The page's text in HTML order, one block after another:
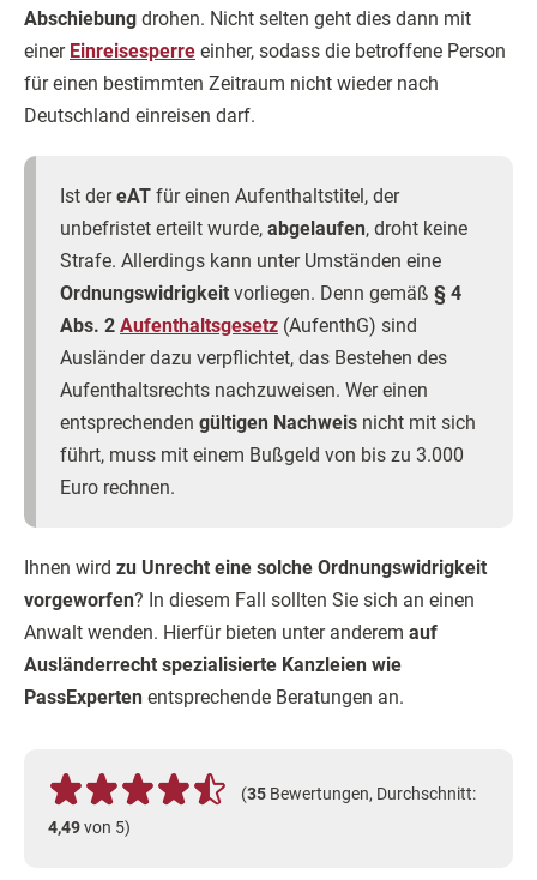
Abschiebung drohen. Nicht selten geht dies dann mit
einer Einreisesperre einher, sodass die betroffene Person
für einen bestimmten Zeitraum nicht wieder nach
Deutschland einreisen darf.
Ist dereAT für einen Aufenthaltstitel, der
unbefristet erteilt wurde, abgelaufen, droht keine
Strafe. Allerdings kann unter Umständen eine
Ordnungswidrigkeit vorliegen. Denn gemäß § 4
Abs. 2 Aufenthaltsgesetz (AufenthG) sind
Ausländer dazu verpflichtet, das Bestehen des
Aufenthaltsrechts nachzuweisen. Wer einen
entsprechenden gültigen Nachweis nicht mit sich
führt, muss mit einem Bußgeld von bis zu 3.000
Euro rechnen.
Ihnen wird zu Unrecht eine solche Ordnungswidrigkeit
vorgeworfen? In diesem Fall sollten Sie sich an einen
Anwalt wenden. Hierfür bieten unter anderem auf
Ausländerrecht spezialisierte Kanzleien wie
PassExperten entsprechende Beratungen an.
(35 Bewertungen, Durchschnitt:
4,49von 5)